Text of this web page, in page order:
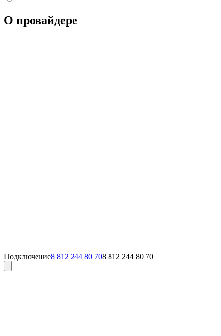
О провайдере
Подключение8 812 244 80 708 812 244 80 70